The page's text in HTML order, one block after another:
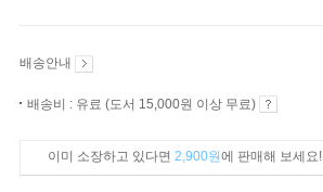
배송안내
배송비 : 유료 (도서 15,000원 이상 무료)
이미 소장하고 있다면 2,900원에 판매해 보세요!